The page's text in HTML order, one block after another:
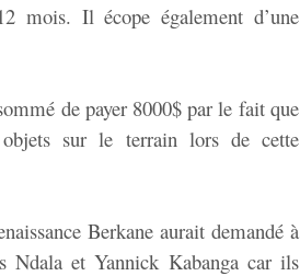
mois. Il écope également d’une
de payer 8000$ par le fait que
objets sur le terrain lors de cette
Berkane aurait demandé à
Ndala et Yannick Kabanga car ils